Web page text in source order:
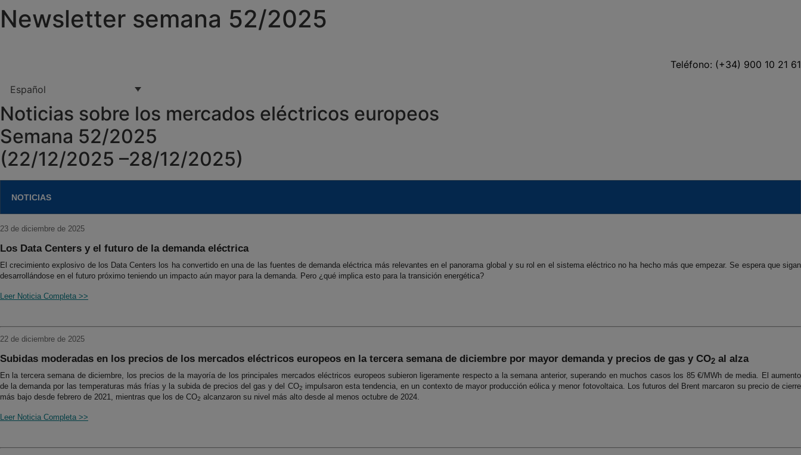
Newsletter semana 52/2025
Teléfono: (+34) 900 10 21 61
Español
Noticias sobre los mercados eléctricos europeos
Semana 52/2025
(22/12/2025 –28/12/2025)
NOTICIAS
23 de diciembre de 2025
Los Data Centers y el futuro de la demanda eléctrica
El crecimiento explosivo de los Data Centers los ha convertido en una de las fuentes de demanda eléctrica más relevantes en el panorama global y su rol en el sistema eléctrico no ha hecho más que empezar. Se espera que sigan
desarrollándose en el futuro próximo teniendo un impacto aún mayor para la demanda. Pero ¿qué implica esto para la transición energética?
Leer Noticia Completa >>
22 de diciembre de 2025
Subidas moderadas en los precios de los mercados eléctricos europeos en la tercera semana de diciembre por mayor demanda y precios de gas y CO2 al alza
En la tercera semana de diciembre, los precios de la mayoría de los principales mercados eléctricos europeos subieron ligeramente respecto a la semana anterior, superando en muchos casos los 85 €/MWh de media. El aumento
de la demanda por las temperaturas más frías y la subida de precios del gas y del CO2 impulsaron esta tendencia, en un contexto de mayor producción eólica y menor fotovoltaica. Los futuros del Brent marcaron su precio de cierre
más bajo desde febrero de 2021, mientras que los de CO2 alcanzaron su nivel más alto desde al menos octubre de 2024.
Leer Noticia Completa >>